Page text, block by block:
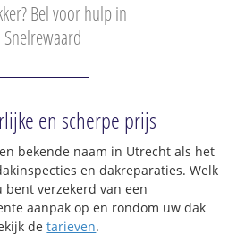
Bel voor hulp in
Snelrewaard
en scherpe prijs
bekende naam in Utrecht als het
en dakreparaties. Welk
bent verzekerd van een
aanpak op en rondom uw dak
detarieven.